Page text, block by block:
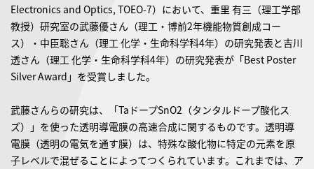
Electronics and Optics, TOEO-7）において、重里 有三（理工学部
教授）研究室の武藤優さん（理工・博前2年機能物質創成コー
ス）・中臣聡さん（理工 化学・生命科学科4年）の研究発表と吉川
透さん（理工 化学・生命科学科4年）の研究発表が「Best Poster
Silver Award」を受賞しました。
武藤さんらの研究は、「TaドープSnO2（タンタルドープ酸化ス
ズ）」を使った透明導電膜の高速合成に関するものです。透明導
電膜（透明の電気を通す膜）は、特殊な酸化物に特定の元素を原
子レベルで混ぜることによってつくられています。これまでは、ア